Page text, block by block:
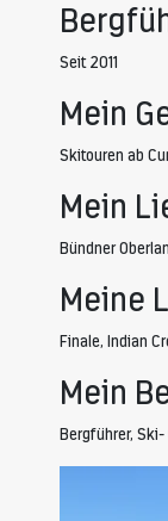
Seit 2011
Mein
Skitouren ab
Mein
Bündner
Meine
Finale, Indian
Mein
Bergführer,